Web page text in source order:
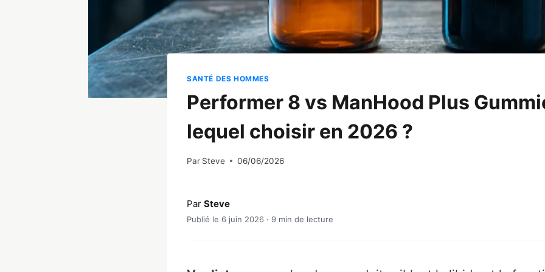
SANTÉ DES HOMMES
Performer 8 vs ManHood Plus
lequel choisir en 2026 ?
Par Steve 06/06/2026
Par Steve
Publié le 6 juin 2026 · 9 min de lecture